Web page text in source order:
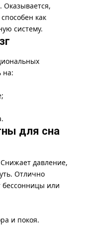
Оказывается,
как
систему.
на:
для сна
давление,
Отлично
бессонницы или
и покоя.